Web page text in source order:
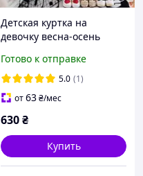
Детская куртка на
девочку весна-осень
Готово к отправке
5.0 (1)
от63₴/мес
630₴
Купить